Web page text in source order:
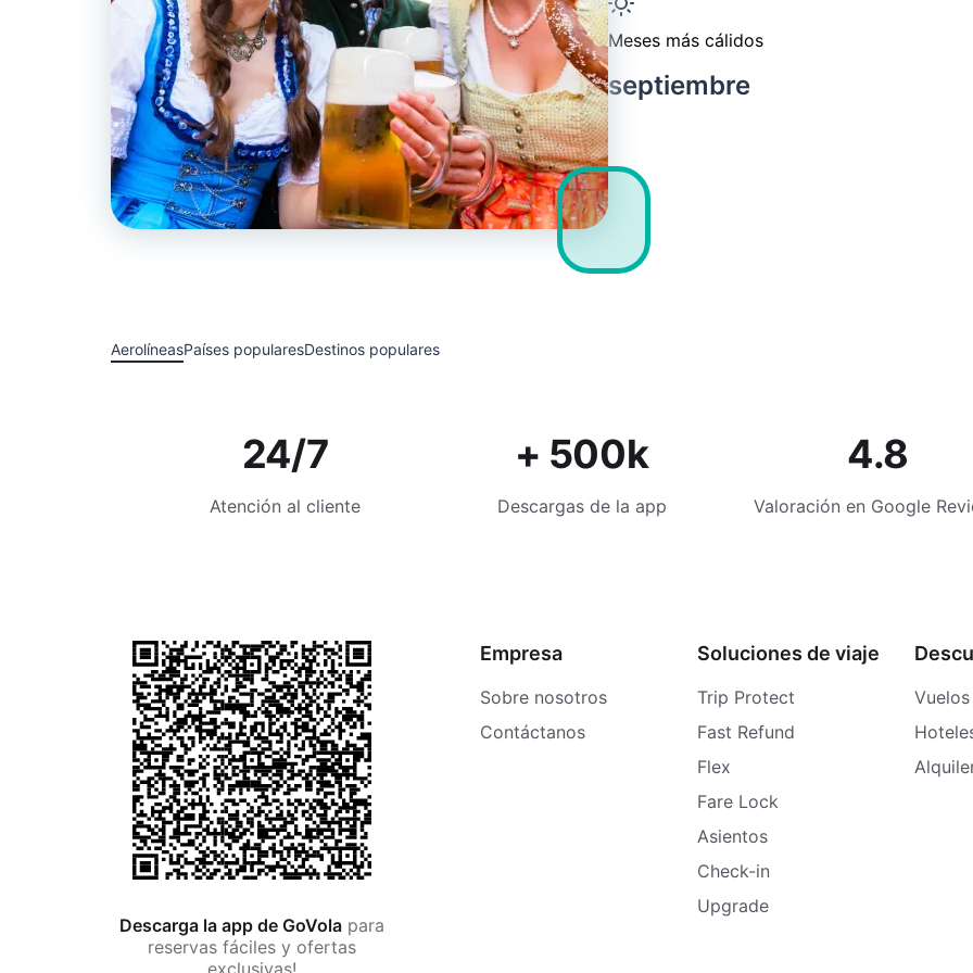
Meses más cálidos
septiembre
AerolíneasPaíses popularesDestinos populares
24/7
Atención al cliente
+ 500k
Descargas de la app
4.8
Valoración en Google
Descarga la app de GoVola para
reservas fáciles y ofertas
exclusivas!
Empresa
Sobre nosotros
Contáctanos
Soluciones de viaje
Trip Protect
Fast Refund
Flex
Fare Lock
Asientos
Check-in
Upgrade
Vuelos